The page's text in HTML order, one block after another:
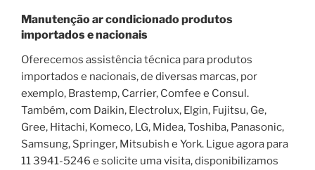
Manutenção ar condicionado produtos
importados e nacionais
Oferecemos assistência técnica para produtos
importados e nacionais, de diversas marcas, por
exemplo, Brastemp, Carrier, Comfee e Consul.
Também, com Daikin, Electrolux, Elgin, Fujitsu, Ge,
Gree, Hitachi, Komeco, LG, Midea, Toshiba, Panasonic,
Samsung, Springer, Mitsubish e York. Ligue agora para
11 3941-5246 e solicite uma visita, disponibilizamos